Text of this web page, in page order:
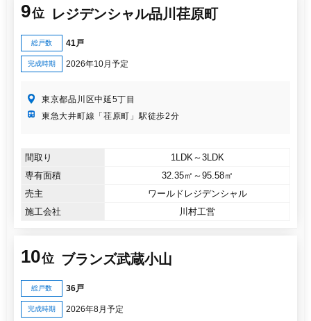
9位 レジデンシャル品川荏原町
総戸数 41戸
完成時期 2026年10月予定
東京都品川区中延5丁目
東急大井町線「荏原町」駅徒歩2分
間取り
1LDK～3LDK
専有面積
32.35㎡～95.58㎡
売主
ワールドレジデンシャル
施工会社
川村工営
10位 ブランズ武蔵小山
総戸数 36戸
完成時期 2026年8月予定